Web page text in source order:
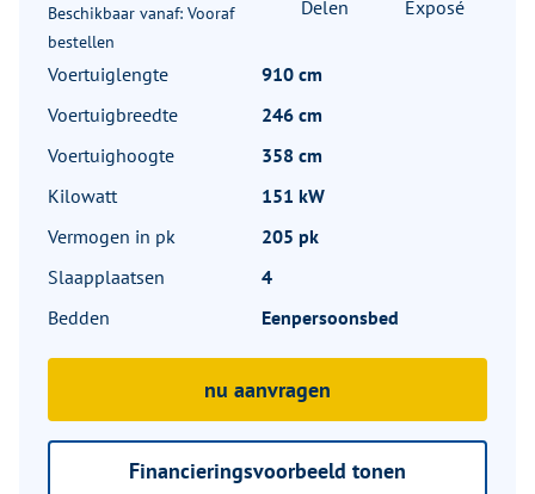
Beschikbaar vanaf: Vooraf
bestellen
Delen Exposé
Voertuiglengte
910 cm
Voertuigbreedte
246 cm
Voertuighoogte
358 cm
Kilowatt
151 kW
Vermogen in pk
205 pk
Slaapplaatsen
4
Bedden
Eenpersoonsbed
nu aanvragen
Financieringsvoorbeeld tonen